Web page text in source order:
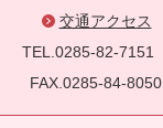
交通アクセス
TEL.0285-82-7151
FAX.0285-84-8050